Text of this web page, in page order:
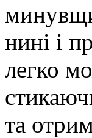
нині і
легко
та